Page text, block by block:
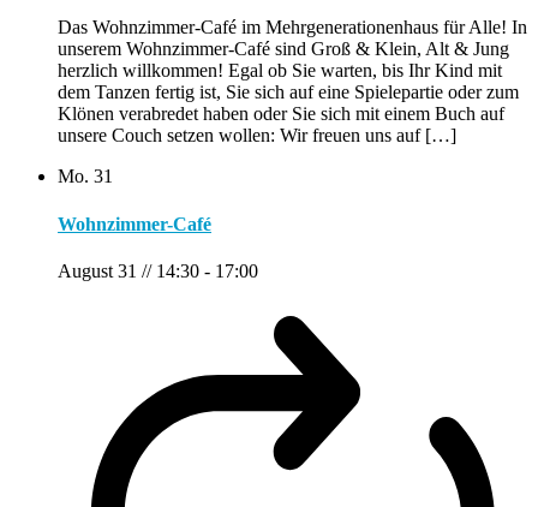
Das Wohnzimmer-Café im Mehrgenerationenhaus für Alle! In
unserem Wohnzimmer-Café sind Groß & Klein, Alt & Jung
herzlich willkommen! Egal ob Sie warten, bis Ihr Kind mit
dem Tanzen fertig ist, Sie sich auf eine Spielepartie oder zum
Klönen verabredet haben oder Sie sich mit einem Buch auf
unsere Couch setzen wollen: Wir freuen uns auf […]
Mo. 31
Wohnzimmer-Café
August 31 // 14:30 - 17:00